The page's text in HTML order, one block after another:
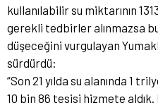
kullanılabilir su miktarının
gerekli tedbirler alınmazsa
düşeceğini vurgulayan
sürdürdü:
“Son 21 yılda su alanında 1
10 bin 86 tesisi hizmete aldık.